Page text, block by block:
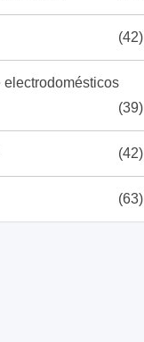
(42)
electrodomésticos
(39)
(42)
(63)